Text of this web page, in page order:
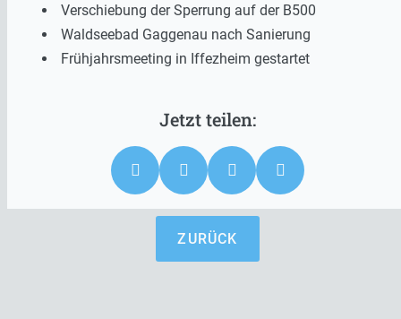
Verschiebung der Sperrung auf der B500
Waldseebad Gaggenau nach Sanierung
Frühjahrsmeeting in Iffezheim gestartet
ZURÜCK